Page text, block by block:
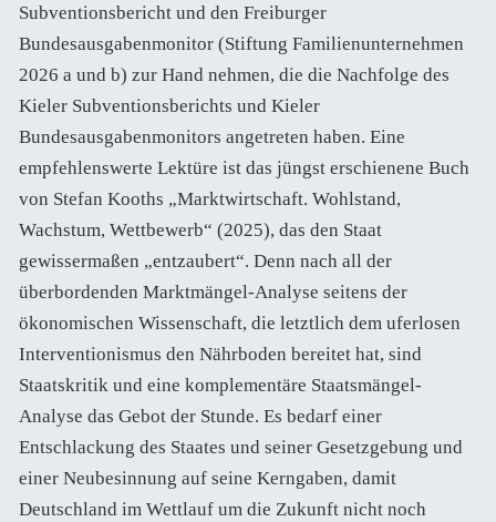
Subventionsbericht und den Freiburger
Bundesausgabenmonitor (Stiftung Familienunternehmen
2026 a und b) zur Hand nehmen, die die Nachfolge des
Kieler Subventionsberichts und Kieler
Bundesausgabenmonitors angetreten haben. Eine
empfehlenswerte Lektüre ist das jüngst erschienene Buch
von Stefan Kooths „Marktwirtschaft. Wohlstand,
Wachstum, Wettbewerb“ (2025), das den Staat
gewissermaßen „entzaubert“. Denn nach all der
überbordenden Marktmängel-Analyse seitens der
ökonomischen Wissenschaft, die letztlich dem uferlosen
Interventionismus den Nährboden bereitet hat, sind
Staatskritik und eine komplementäre Staatsmängel-
Analyse das Gebot der Stunde. Es bedarf einer
Entschlackung des Staates und seiner Gesetzgebung und
einer Neubesinnung auf seine Kerngaben, damit
Deutschland im Wettlauf um die Zukunft nicht noch